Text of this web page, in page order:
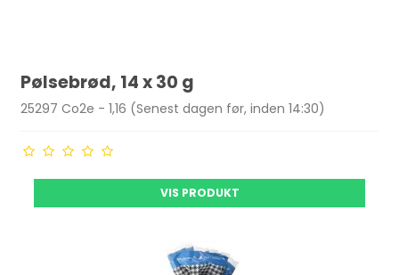
Pølsebrød, 14 x 30 g
25297 Co2e - 1,16 (Senest dagen før, inden 14:30)
VIS PRODUKT